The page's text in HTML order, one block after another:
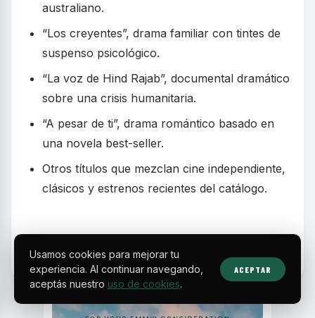
australiano.
“Los creyentes”, drama familiar con tintes de
suspenso psicológico.
“La voz de Hind Rajab”, documental dramático
sobre una crisis humanitaria.
“A pesar de ti”, drama romántico basado en
una novela best-seller.
Otros títulos que mezclan cine independiente,
clásicos y estrenos recientes del catálogo.
Usamos cookies para mejorar tu
experiencia. Al continuar navegando,
aceptás nuestro uso de cookies.
ACEPTAR